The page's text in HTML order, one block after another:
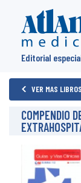
Editorial
VER MAS
COMPENDIO